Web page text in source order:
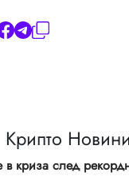
Новини
в криза след